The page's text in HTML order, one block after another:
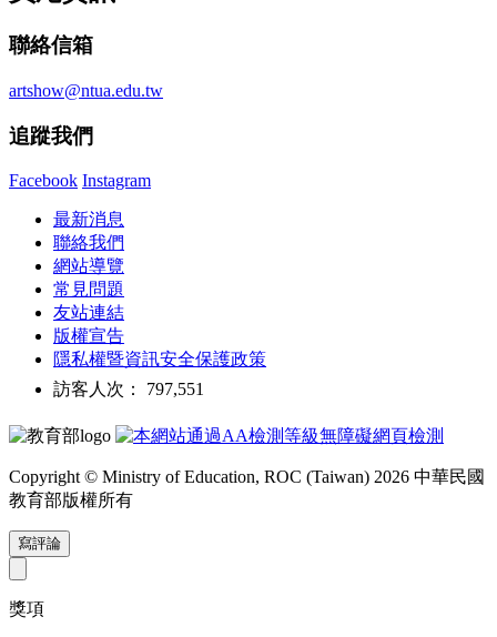
聯絡信箱
artshow@ntua.edu.tw
追蹤我們
Facebook Instagram
最新消息
聯絡我們
網站導覽
常見問題
友站連結
版權宣告
隱私權暨資訊安全保護政策
訪客人次： 797,551
Copyright © Ministry of Education, ROC (Taiwan) 2026 中華民國
教育部版權所有
寫評論
獎項